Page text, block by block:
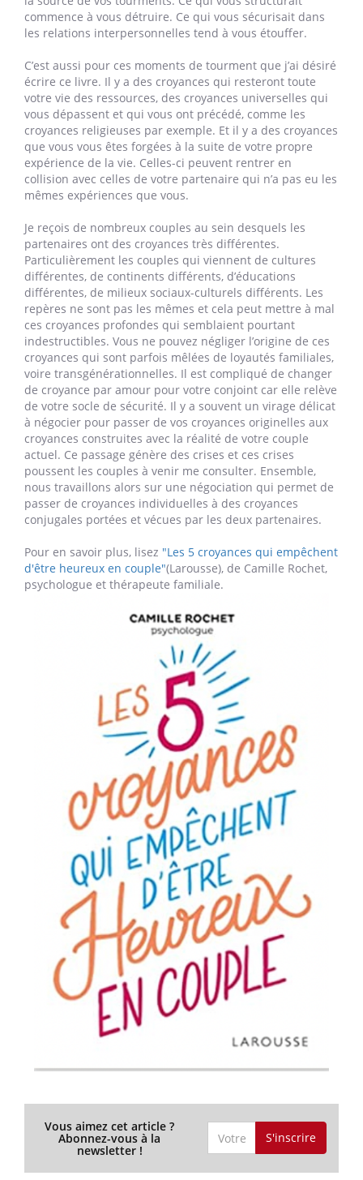
commence à vous détruire. Ce qui vous sécurisait dans
les relations interpersonnelles tend à vous étouffer.
C’est aussi pour ces moments de tourment que j’ai désiré
écrire ce livre. Il y a des croyances qui resteront toute
votre vie des ressources, des croyances universelles qui
vous dépassent et qui vous ont précédé, comme les
croyances religieuses par exemple. Et il y a des croyances
que vous vous êtes forgées à la suite de votre propre
expérience de la vie. Celles-ci peuvent rentrer en
collision avec celles de votre partenaire qui n’a pas eu les
mêmes expériences que vous.
Je reçois de nombreux couples au sein desquels les
partenaires ont des croyances très différentes.
Particulièrement les couples qui viennent de cultures
différentes, de continents différents, d’éducations
différentes, de milieux sociaux-culturels différents. Les
repères ne sont pas les mêmes et cela peut mettre à mal
ces croyances profondes qui semblaient pourtant
indestructibles. Vous ne pouvez négliger l’origine de ces
croyances qui sont parfois mêlées de loyautés familiales,
voire transgénérationnelles. Il est compliqué de changer
de croyance par amour pour votre conjoint car elle relève
de votre socle de sécurité. Il y a souvent un virage délicat
à négocier pour passer de vos croyances originelles aux
croyances construites avec la réalité de votre couple
actuel. Ce passage génère des crises et ces crises
poussent les couples à venir me consulter. Ensemble,
nous travaillons alors sur une négociation qui permet de
passer de croyances individuelles à des croyances
conjugales portées et vécues par les deux partenaires.
Pour en savoir plus, lisez "Les 5 croyances qui empêchent
d'être heureux en couple"(Larousse), de Camille Rochet,
psychologue et thérapeute familiale.
Vous aimez cet article ?
Abonnez-vous à la
newsletter !
S'inscrire